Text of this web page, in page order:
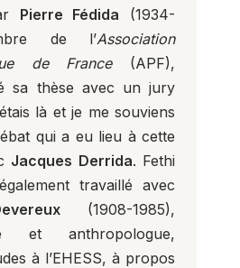
Pierre Fédida (1934-
de l’Association
de France(APF),
sa thèse avec un jury
là et je me souviens
qui a eu lieu à cette
Jacques Derrida. Fethi
travaillé avec
(1908-1985),
et anthropologue,
à l’EHESS, à propos